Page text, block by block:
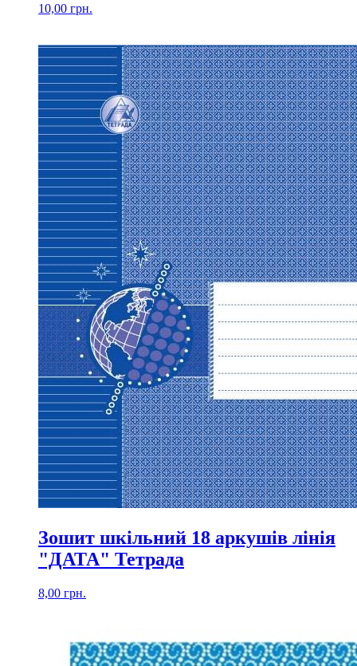
10,00 грн.
Зошит шкільний 18 аркушів лінія
"ДАТА" Тетрада
8,00 грн.